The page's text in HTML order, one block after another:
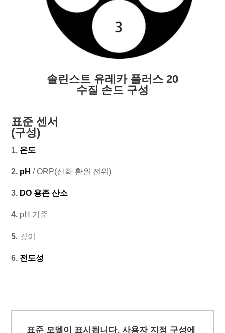
솔린스트 유레카 플러스 20
수질 손드 구성
표준 센서
(구성)
1. 온도
2. pH / ORP(산화 환원 전위)
3. DO 용존 산소
4. pH 기준
5. 깊이
6. 전도성
표준 모델이 표시됩니다. 사용자 지정 구성에